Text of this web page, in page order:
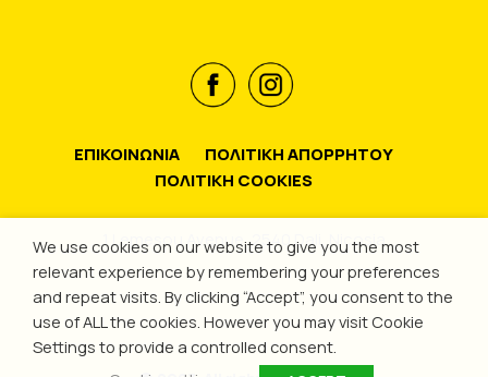
ΕΠΙΚΟΙΝΩΝΙΑ
ΠΟΛΙΤΙΚΗ ΑΠΟΡΡΗΤΟΥ
ΠΟΛΙΤΙΚΗ COOKIES
1 Lemesou Avenue, 2540 Dali, Nicosia
We use cookies on our website to give you the most
relevant experience by remembering your preferences
and repeat visits. By clicking “Accept”, you consent to the
use of ALL the cookies. However you may visit Cookie
Settings to provide a controlled consent.